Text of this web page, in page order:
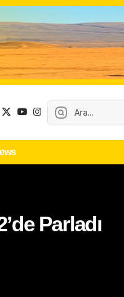
Parladı